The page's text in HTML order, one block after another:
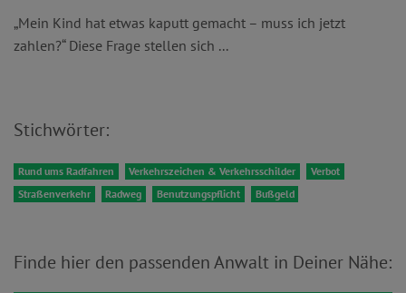
„Mein Kind hat etwas kaputt gemacht – muss ich jetzt
zahlen?“ Diese Frage stellen sich ...
Stichwörter:
Rund ums Radfahren Verkehrszeichen & Verkehrsschilder
Verbot
Straßenverkehr
Radweg Benutzungspflicht Bußgeld
Finde hier den passenden Anwalt in Deiner Nähe: